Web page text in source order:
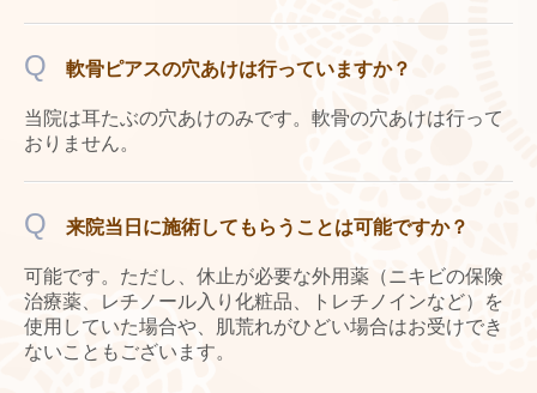
Q 軟骨ピアスの穴あけは行っていますか？
当院は耳たぶの穴あけのみです。軟骨の穴あけは行って
おりません。
Q 来院当日に施術してもらうことは可能ですか？
可能です。ただし、休止が必要な外用薬（ニキビの保険
治療薬、レチノール入り化粧品、トレチノインなど）を
使用していた場合や、肌荒れがひどい場合はお受けでき
ないこともございます。